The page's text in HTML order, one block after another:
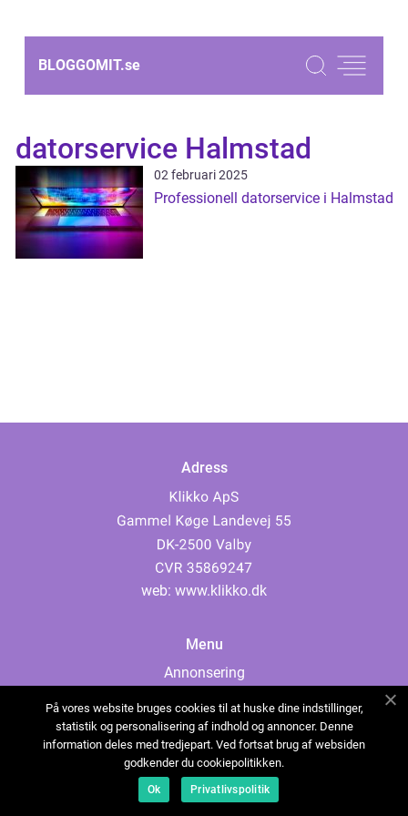
BLOGGOMIT.se
datorservice Halmstad
02 februari 2025
Professionell datorservice i Halmstad
Adress
web: www.klikko.dk
Menu
Annonsering
Cookies
Kontakta oss
Sitemap
På vores website bruges cookies til at huske dine indstillinger,
statistik og personalisering af indhold og annoncer. Denne
information deles med tredjepart. Ved fortsat brug af websiden
godkender du cookiepolitikken.
Ok Privatlivspolitik